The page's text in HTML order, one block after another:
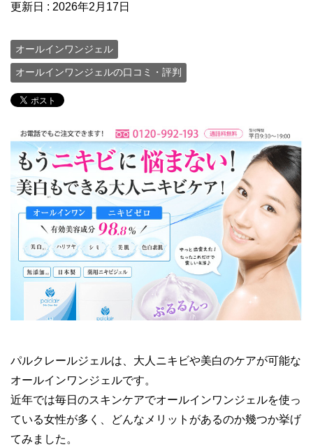
更新日 : 2026年2月17日
オールインワンジェル
オールインワンジェルの口コミ・評判
パルクレールジェルは、大人ニキビや美白のケアが可能な
オールインワンジェルです。
近年では毎日のスキンケアでオールインワンジェルを使っ
ている女性が多く、どんなメリットがあるのか幾つか挙げ
てみました。